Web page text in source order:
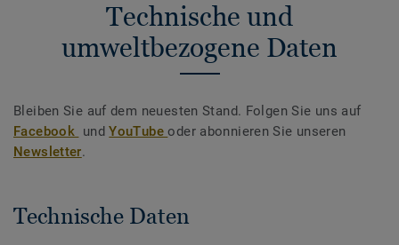
Technische und
umweltbezogene Daten
Bleiben Sie auf dem neuesten Stand. Folgen Sie uns auf
Facebook undYouTubeoder abonnieren Sie unseren
Newsletter.
Technische Daten